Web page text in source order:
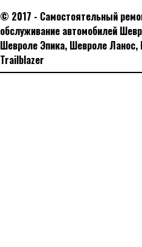
© 2017 - Самостоятельный
обслуживание автомобилей
Шевроле Эпика, Шевроле
Trailblazer